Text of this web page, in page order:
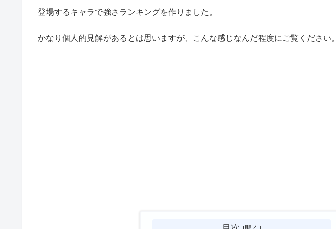
登場するキャラで強さランキングを作りました。
かなり個人的見解があるとは思いますが、こんな感じなんだ程度にご覧ください。